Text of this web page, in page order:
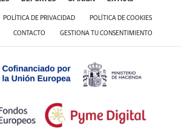
POLÍTICA DE PRIVACIDAD POLÍTICA DE COOKIES
CONTACTO GESTIONA TU CONSENTIMIENTO